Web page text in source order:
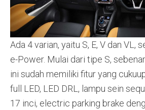
Ada 4 varian, yaitu S, E, V dan VL,
e-Power. Mulai dari tipe S,
ini sudah memiliki fitur yang
full LED, LED DRL, lampu sein
17 inci, electric parking brake